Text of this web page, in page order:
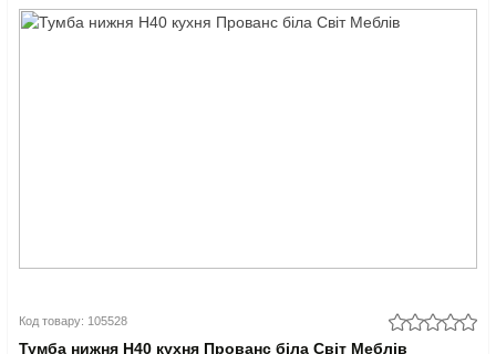
Код товару: 105528
Тумба нижня Н40 кухня Прованс біла Світ Меблів